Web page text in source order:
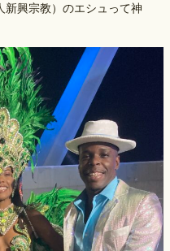
新興宗教）のエシュって神